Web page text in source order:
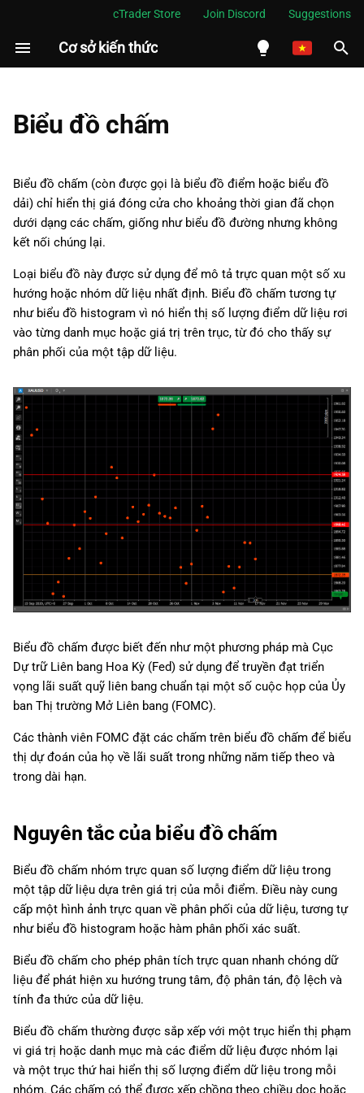
cTrader Store Join Discord Suggestions
Cơ sở kiến thức
العربية
Indonesia
Melayu
Tiếng Việt
한국어
I
i
a
l
z
i
s
e
a
r
c
Nguyên tắc của biểu đồ
chấm
Biểu đồ chấm
Biểu đồ chấm (còn được gọi là biểu đồ điểm hoặc biểu đồ
dải) chỉ hiển thị giá đóng cửa cho khoảng thời gian đã chọn
dưới dạng các chấm, giống như biểu đồ đường nhưng không
kết nối chúng lại.
Loại biểu đồ này được sử dụng để mô tả trực quan một số xu
hướng hoặc nhóm dữ liệu nhất định. Biểu đồ chấm tương tự
như biểu đồ histogram vì nó hiển thị số lượng điểm dữ liệu rơi
vào từng danh mục hoặc giá trị trên trục, từ đó cho thấy sự
phân phối của một tập dữ liệu.
Biểu đồ chấm được biết đến như một phương pháp mà Cục
Dự trữ Liên bang Hoa Kỳ (Fed) sử dụng để truyền đạt triển
vọng lãi suất quỹ liên bang chuẩn tại một số cuộc họp của Ủy
ban Thị trường Mở Liên bang (FOMC).
Các thành viên FOMC đặt các chấm trên biểu đồ chấm để biểu
thị dự đoán của họ về lãi suất trong những năm tiếp theo và
trong dài hạn.
Nguyên tắc của biểu đồ chấm
Biểu đồ chấm nhóm trực quan số lượng điểm dữ liệu trong
một tập dữ liệu dựa trên giá trị của mỗi điểm. Điều này cung
cấp một hình ảnh trực quan về phân phối của dữ liệu, tương tự
như biểu đồ histogram hoặc hàm phân phối xác suất.
Biểu đồ chấm cho phép phân tích trực quan nhanh chóng dữ
liệu để phát hiện xu hướng trung tâm, độ phân tán, độ lệch và
tính đa thức của dữ liệu.
Biểu đồ chấm thường được sắp xếp với một trục hiển thị phạm
vi giá trị hoặc danh mục mà các điểm dữ liệu được nhóm lại
và một trục thứ hai hiển thị số lượng điểm dữ liệu trong mỗi
nhóm. Các chấm có thể được xếp chồng theo chiều dọc hoặc